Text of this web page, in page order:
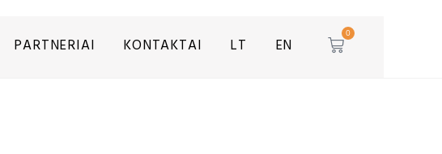
PARTNERIAI KONTAKTAI LT EN
0